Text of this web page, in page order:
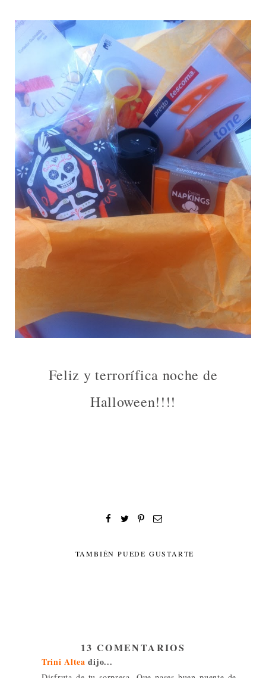
Feliz y terrorífica noche de
Halloween!!!!
TAMBIÉN PUEDE GUSTARTE
13 COMENTARIOS
Trini Altea dijo...